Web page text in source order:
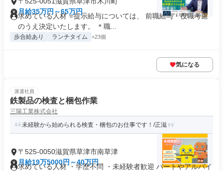
月給35万円～65万円
求めている人材 ⭐提示給与については、 前職給与・役職考慮
のうえ決定いたします。 ＊職...
歩合給あり ランチタイム +23個
気になる
派遣社員
鉄製品の検査と梱包作業
三陽工業株式会社
未経験から始められる検査・梱包のお仕事です！/正滋
〒525-0050滋賀県草津市南草津
月給19万5000円～40万円
求めている人材 ・学歴不問 ・未経験者歓迎 パートやアルバイ